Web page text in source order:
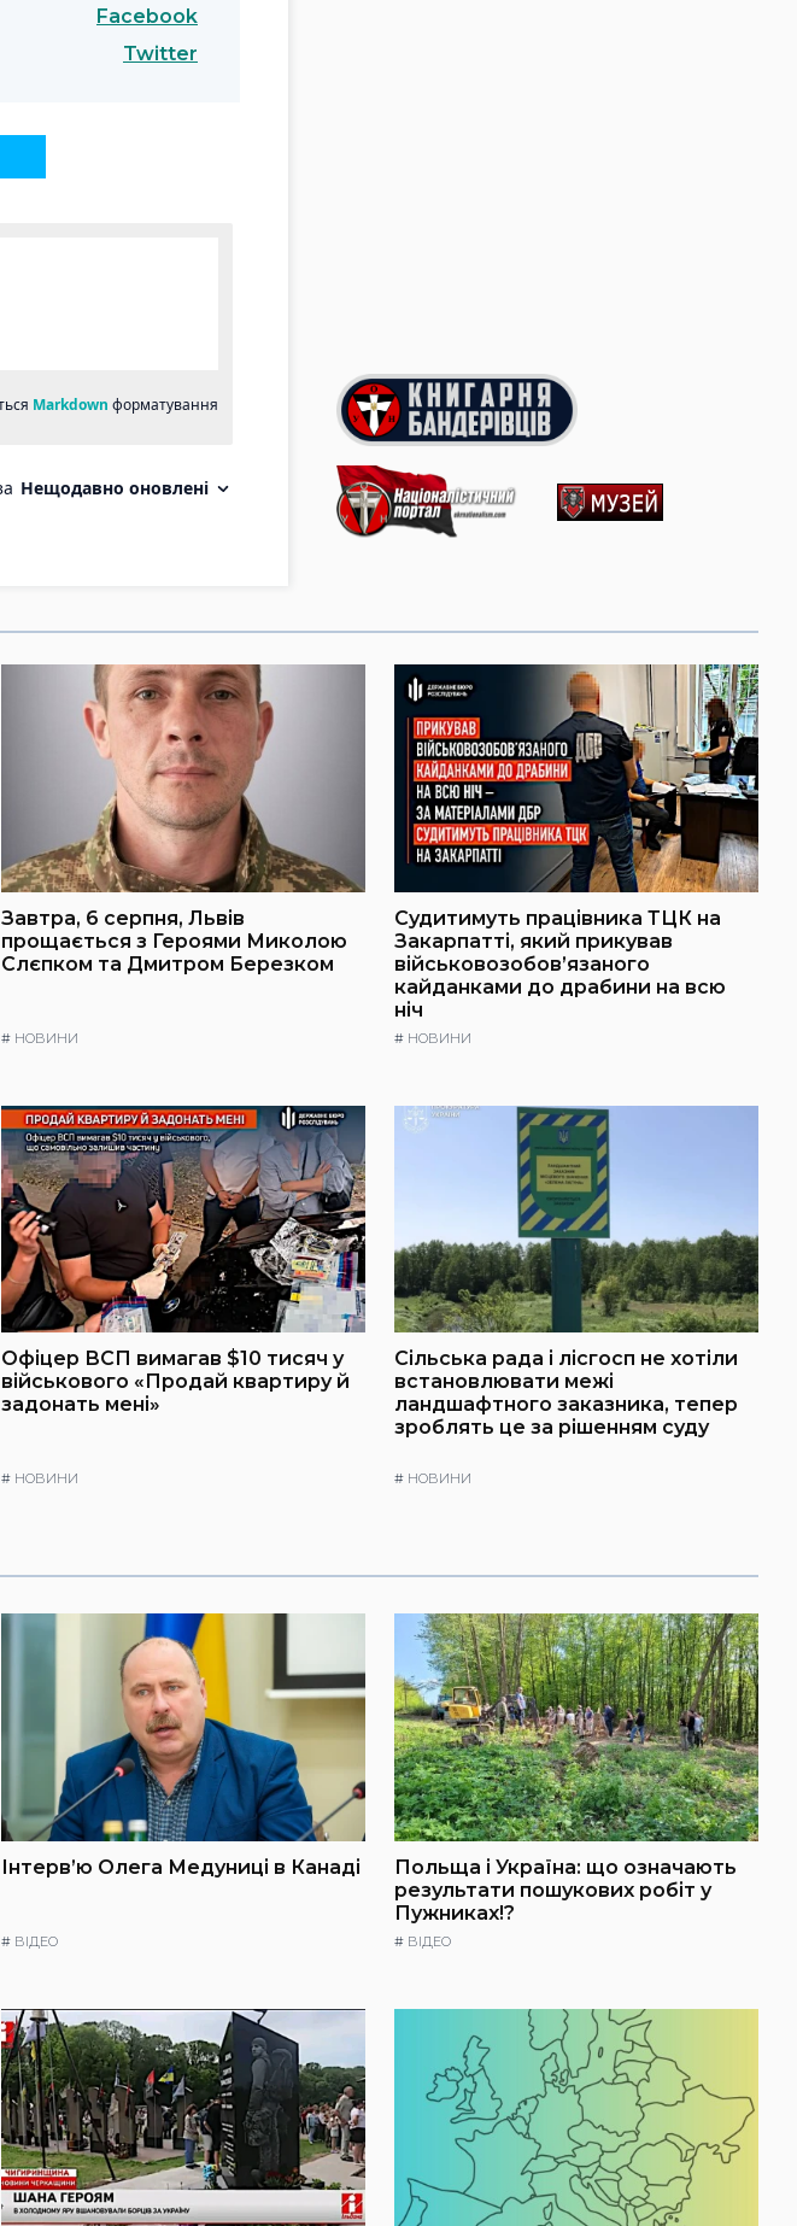
Facebook
Twitter
Завтра, 6 серпня, Львів
прощається з Героями Миколою
Слєпком та Дмитром Березком
# НОВИНИ
Судитимуть працівника ТЦК на
Закарпатті, який прикував
військовозобов’язаного
кайданками до драбини на всю
ніч
# НОВИНИ
Офіцер ВСП вимагав $10 тисяч у
військового «Продай квартиру й
задонать мені»
# НОВИНИ
Сільська рада і лісгосп не хотіли
встановлювати межі
ландшафтного заказника, тепер
зроблять це за рішенням суду
# НОВИНИ
Інтерв’ю Олега Медуниці в Канаді
# ВІДЕО
Польща і Україна: що означають
результати пошукових робіт у
Пужниках!?
# ВІДЕО